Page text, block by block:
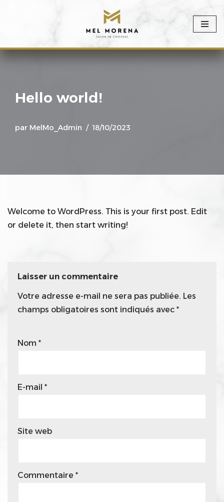
contenu
Hello world!
par MelMo_Admin 18/10/2023
Welcome to WordPress. This is your first post. Edit
or delete it, then start writing!
Laisser un commentaire
Votre adresse e-mail ne sera pas publiée. Les
champs obligatoires sont indiqués avec *
Nom *
E-mail *
Site web
Commentaire *